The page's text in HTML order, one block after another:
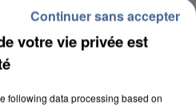
LES REFUGES
votre vie privée est
following data processing based on
Continuer sans accepter